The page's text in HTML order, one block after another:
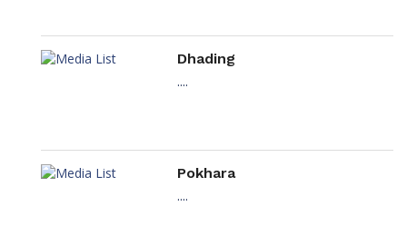
Dhading
....
Pokhara
....